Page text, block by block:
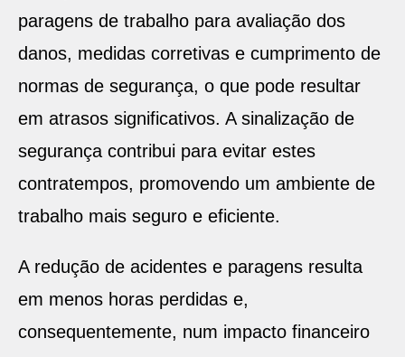
paragens de trabalho para avaliação dos
danos, medidas corretivas e cumprimento de
normas de segurança, o que pode resultar
em atrasos significativos. A sinalização de
segurança contribui para evitar estes
contratempos, promovendo um ambiente de
trabalho mais seguro e eficiente.
A redução de acidentes e paragens resulta
em menos horas perdidas e,
consequentemente, num impacto financeiro